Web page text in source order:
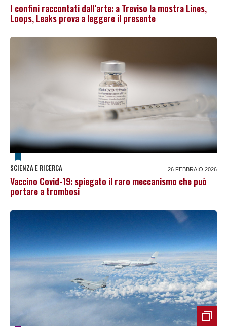
I confini raccontati dall’arte: a Treviso la mostra Lines,
Loops, Leaks prova a leggere il presente
SCIENZA E RICERCA 26 FEBBRAIO 2026
Vaccino Covid-19: spiegato il raro meccanismo che può
portare a trombosi